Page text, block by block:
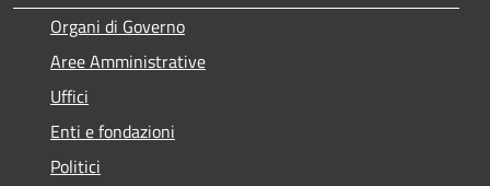
Organi di Governo
Aree Amministrative
Uffici
Enti e fondazioni
Politici